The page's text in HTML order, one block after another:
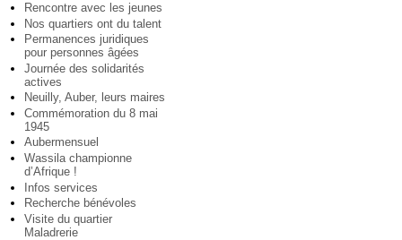
Rencontre avec les jeunes
Nos quartiers ont du talent
Permanences juridiques
pour personnes âgées
Journée des solidarités
actives
Neuilly, Auber, leurs maires
Commémoration du 8 mai
1945
Aubermensuel
Wassila championne
d’Afrique !
Infos services
Recherche bénévoles
Visite du quartier
Maladrerie